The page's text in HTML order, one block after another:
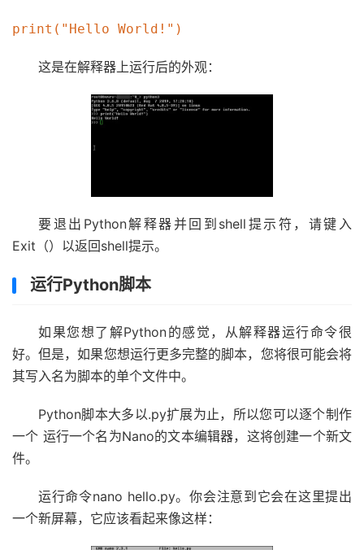
这是在解释器上运行后的外观：
要退出Python解释器并回到shell提示符，请键入
Exit（）以返回shell提示。
运行Python脚本
如果您想了解Python的感觉，从解释器运行命令很
好。但是，如果您想运行更多完整的脚本，您将很可能会将
其写入名为脚本的单个文件中。
Python脚本大多以.py扩展为止，所以您可以逐个制作
一个 运行一个名为Nano的文本编辑器，这将创建一个新文
件。
运行命令nano hello.py。你会注意到它会在这里提出
一个新屏幕，它应该看起来像这样：